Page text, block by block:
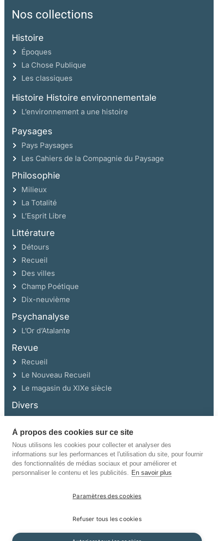
Nos collections
Histoire
Époques
La Chose Publique
Les classiques
Histoire Histoire environnementale
L’environnement a une histoire
Paysages
Pays Paysages
Les Cahiers de la Compagnie du Paysage
Philosophie
Milieux
La Totalité
L’Esprit Libre
Littérature
Détours
Recueil
Des villes
Champ Poétique
Dix-neuvième
Psychanalyse
L’Or d’Atalante
Revue
Recueil
Le Nouveau Recueil
Le magasin du XIXe siècle
Divers
Ce site a été réalisé avec l’aide de la Région Auvergne Rhône-Alpes et de la
Drac Rhône-Alpes.
©Champ Vallon. Tous droits réservés.
À propos des cookies sur ce site
Nous utilisons les cookies pour collecter et analyser des
informations sur les performances et l'utilisation du site, pour fournir
des fonctionnalités de médias sociaux et pour améliorer et
personnaliser le contenu et les publicités. En savoir plus
Paramètres des cookies
Refuser tous les cookies